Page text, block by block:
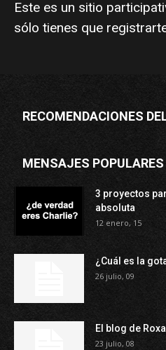
Este es un sitio
sólo tienes que
RECOMENDACIONES
MENSAJES POPULARES
3 proyectos
absoluta
12 enero, 15
¿Cuál es la
26 julio, 09
El blog de
23 julio, 08